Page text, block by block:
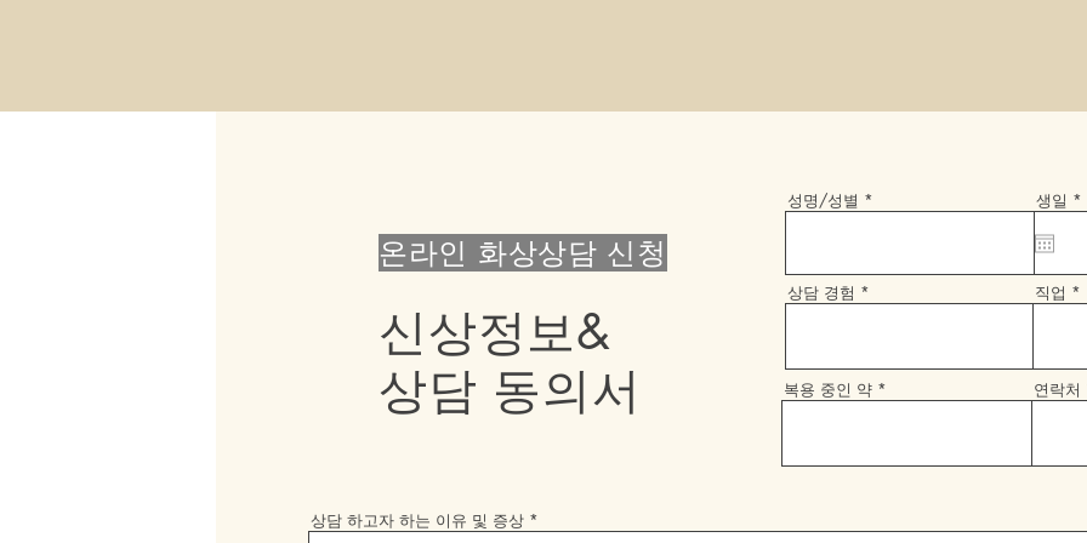
온라인 화상상담 신청
신상정보&
​상담 동의서
성명/성별 생일 *
r
상담 경험 직업
연락처
복용 중인 약
상담 하고자 하는 이유 및 증상